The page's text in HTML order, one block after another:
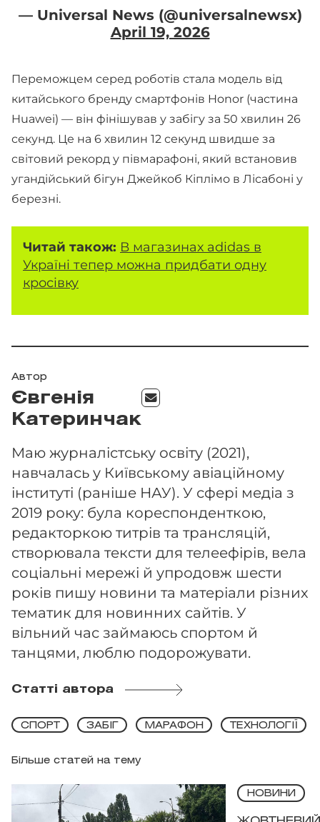
— Universal News (@universalnewsx)
April 19, 2026
Переможцем серед роботів стала модель від
китайського бренду смартфонів Honor (частина
Huawei) — він фінішував у забігу за 50 хвилин 26
секунд. Це на 6 хвилин 12 секунд швидше за
світовий рекорд у півмарафоні, який встановив
угандійський бігун Джейкоб Кіплімо в Лісабоні у
березні.
Читай також: В магазинах adidas в
Україні тепер можна придбати одну
кросівку
Автор
Євгенія
Катеринчак
Маю журналістську освіту (2021),
навчалась у Київському авіаційному
інституті (раніше НАУ). У сфері медіа з
2019 року: була кореспонденткою,
редакторкою титрів та трансляцій,
створювала тексти для телеефірів, вела
соціальні мережі й упродовж шести
років пишу новини та матеріали різних
тематик для новинних сайтів. У
вільний час займаюсь спортом й
танцями, люблю подорожувати.
Статті автора
Більше статей на тему
СПОРТ ЗАБІГ МАРАФОН ТЕХНОЛОГІЇ
НОВИНИ